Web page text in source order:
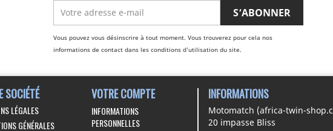
Vous pouvez vous désinscrire à tout moment. Vous trouverez pour cela nos
informations de contact dans les conditions d'utilisation du site.
SOCIÉTÉ
LÉGALES
GÉNÉRALES
VOTRE COMPTE
INFORMATIONS
PERSONNELLES
INFORMATIONS
Motomatch (africa-twin-
20 impasse Bliss